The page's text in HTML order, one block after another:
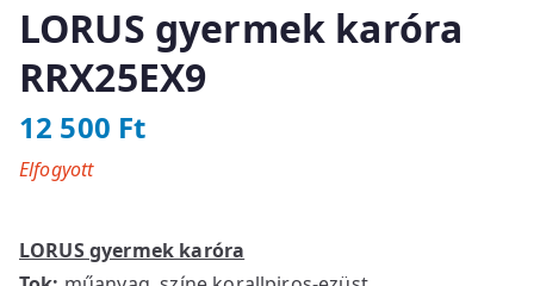
LORUS gyermek karóra
RRX25EX9
12 500 Ft
LORUS gyermek karóra
Elfogyott